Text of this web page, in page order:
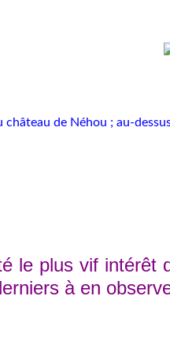
château de Néhou ; au-
plus vif intérêt
à en